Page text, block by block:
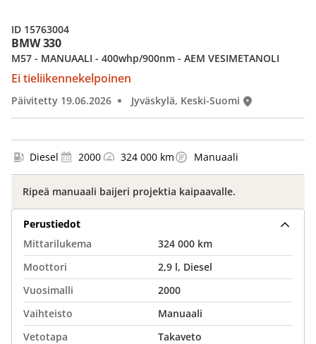
BMW 330
M57 - MANUAALI - 400whp/900nm - AEM VESIMETANOLI
Ei tieliikennekelpoinen
Päivitetty 19.06.2026 Jyväskylä, Keski-Suomi
ID 15763004
Diesel 2000 324 000 km Manuaali
Ripeä manuaali baijeri projektia kaipaavalle.
Perustiedot
Mittarilukema
324 000 km
Moottori
2,9 l, Diesel
Vuosimalli
2000
Vaihteisto
Manuaali
Vetotapa
Takaveto